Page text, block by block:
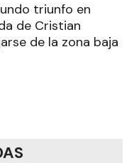
triunfo en
de Cristian
de la zona baja